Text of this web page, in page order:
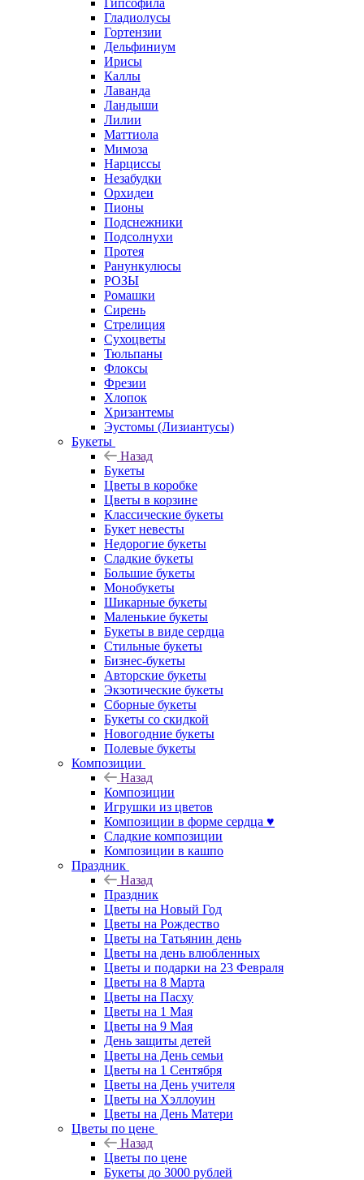
Гипсофила
Гладиолусы
Гортензии
Дельфиниум
Ирисы
Каллы
Лаванда
Ландыши
Лилии
Маттиола
Мимоза
Нарциссы
Незабудки
Орхидеи
Пионы
Подснежники
Подсолнухи
Протея
Ранункулюсы
РОЗЫ
Ромашки
Сирень
Стрелиция
Сухоцветы
Тюльпаны
Флоксы
Фрезии
Хлопок
Хризантемы
Эустомы (Лизиантусы)
Букеты
Назад
Букеты
Цветы в коробке
Цветы в корзине
Классические букеты
Букет невесты
Недорогие букеты
Сладкие букеты
Большие букеты
Монобукеты
Шикарные букеты
Маленькие букеты
Букеты в виде сердца
Стильные букеты
Бизнес-букеты
Авторские букеты
Экзотические букеты
Сборные букеты
Букеты со скидкой
Новогодние букеты
Полевые букеты
Композиции
Назад
Композиции
Игрушки из цветов
Композиции в форме сердца ♥
Сладкие композиции
Композиции в кашпо
Праздник
Назад
Праздник
Цветы на Новый Год
Цветы на Рождество
Цветы на Татьянин день
Цветы на день влюбленных
Цветы и подарки на 23 Февраля
Цветы на 8 Марта
Цветы на Пасху
Цветы на 1 Мая
Цветы на 9 Мая
День защиты детей
Цветы на День семьи
Цветы на 1 Сентября
Цветы на День учителя
Цветы на Хэллоуин
Цветы на День Матери
Цветы по цене
Назад
Цветы по цене
Букеты до 3000 рублей